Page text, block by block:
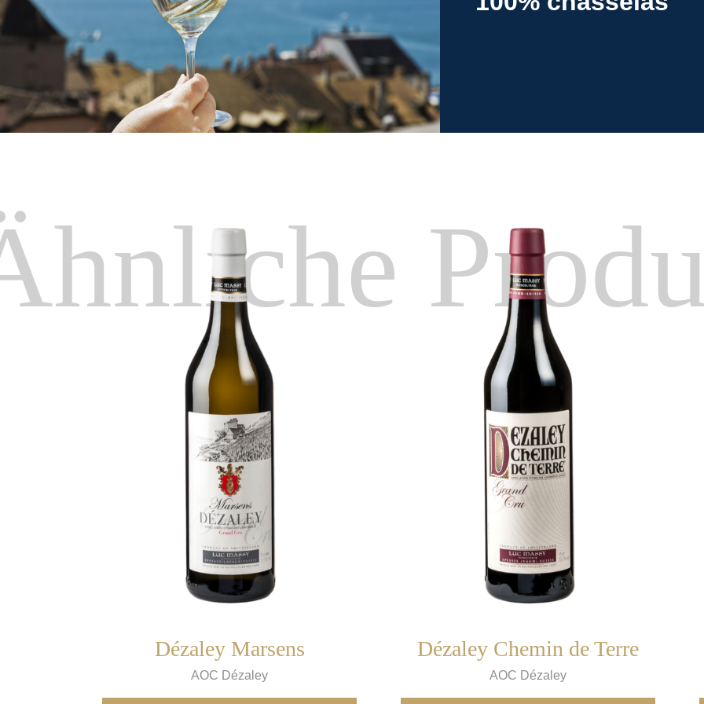
Dézaley Marsens
AOC Dézaley
Dézaley Chemin de Terre
AOC Dézaley